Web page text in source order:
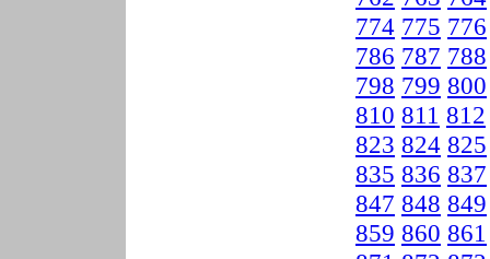
774 775 776
786 787 788
798 799 800
810 811 812
823 824 825
835 836 837
847 848 849
859 860 861